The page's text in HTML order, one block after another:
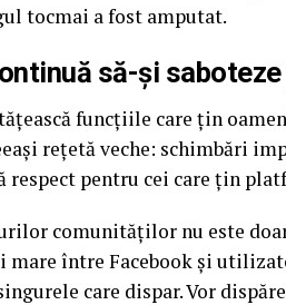
tocmai a fost amputat.
să-și
funcțiile care țin
rețetă veche: schimbări
respect pentru cei care țin
comunităților nu este
între Facebook și
care dispar. Vor